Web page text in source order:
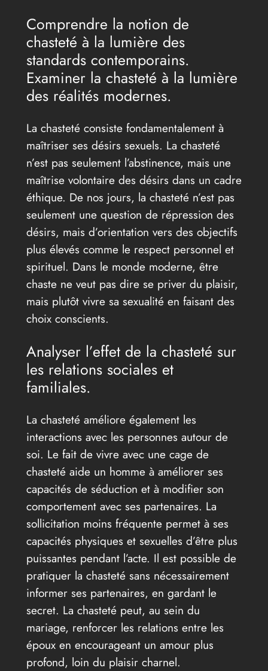
Comprendre la notion de
chasteté à la lumière des
standards contemporains.
Examiner la chasteté à la lumière
des réalités modernes.
La chasteté consiste fondamentalement à
maîtriser ses désirs sexuels. La chasteté
n’est pas seulement l’abstinence, mais une
maîtrise volontaire des désirs dans un cadre
éthique. De nos jours, la chasteté n’est pas
seulement une question de répression des
désirs, mais d’orientation vers des objectifs
plus élevés comme le respect personnel et
spirituel. Dans le monde moderne, être
chaste ne veut pas dire se priver du plaisir,
mais plutôt vivre sa sexualité en faisant des
choix conscients.
Analyser l’effet de la chasteté sur
les relations sociales et
familiales.
La chasteté améliore également les
interactions avec les personnes autour de
soi. Le fait de vivre avec une cage de
chasteté aide un homme à améliorer ses
capacités de séduction et à modifier son
comportement avec ses partenaires. La
sollicitation moins fréquente permet à ses
capacités physiques et sexuelles d’être plus
puissantes pendant l’acte. Il est possible de
pratiquer la chasteté sans nécessairement
informer ses partenaires, en gardant le
secret. La chasteté peut, au sein du
mariage, renforcer les relations entre les
époux en encourageant un amour plus
profond, loin du plaisir charnel.